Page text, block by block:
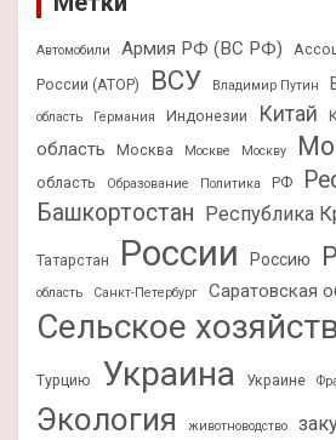
Автомобили Армия РФ (ВС РФ)
России (АТОР)
ВСУ Владимир Путин
область
Германия Индонезии Китай
область
Москва Москве Москву
область
Образование Политика РФ
Башкортостан
Республика
Татарстан России Россию
область
Санкт-Петербург Саратовская
Сельское
Турцию Украина Украине
Экология животноводство